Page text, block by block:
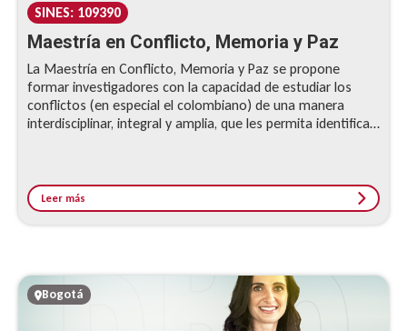
SINES: 109390
Maestría en Conflicto, Memoria y Paz
La Maestría en Conflicto, Memoria y Paz se propone
formar investigadores con la capacidad de estudiar los
conflictos (en especial el colombiano) de una manera
interdisciplinar, integral y amplia, que les permita identificar
Leer más
Bogotá